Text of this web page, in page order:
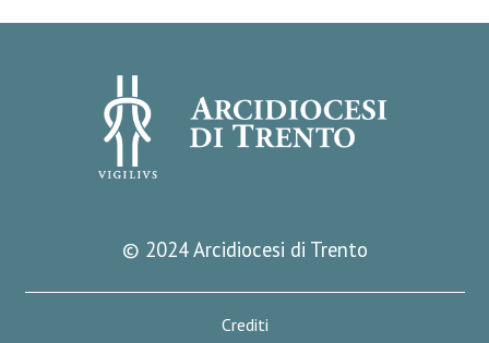
© 2024 Arcidiocesi di Trento
Crediti